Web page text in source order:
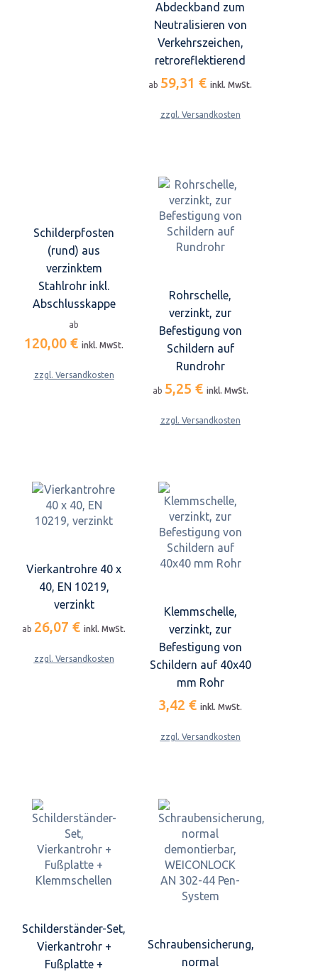
Abdeckband zum
Neutralisieren von
Verkehrszeichen,
retroreflektierend
ab 59,31 € inkl. MwSt.
zzgl. Versandkosten
Schilderpfosten
(rund) aus
verzinktem
Stahlrohr inkl.
Abschlusskappe
ab
120,00 € inkl. MwSt.
zzgl. Versandkosten
Rohrschelle,
verzinkt, zur
Befestigung von
Schildern auf
Rundrohr
ab 5,25 € inkl. MwSt.
zzgl. Versandkosten
Vierkantrohre 40 x
40, EN 10219,
verzinkt
ab 26,07 € inkl. MwSt.
zzgl. Versandkosten
Klemmschelle,
verzinkt, zur
Befestigung von
Schildern auf 40x40
mm Rohr
3,42 € inkl. MwSt.
zzgl. Versandkosten
Schilderständer-Set,
Vierkantrohr +
Fußplatte +
Schraubensicherung,
normal